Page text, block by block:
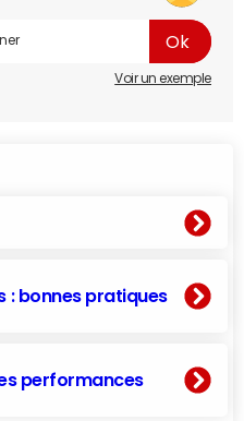
Voir un exemple
: bonnes pratiques
performances